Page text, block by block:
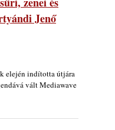
Jenő
elején indította útjára
vált Mediawave